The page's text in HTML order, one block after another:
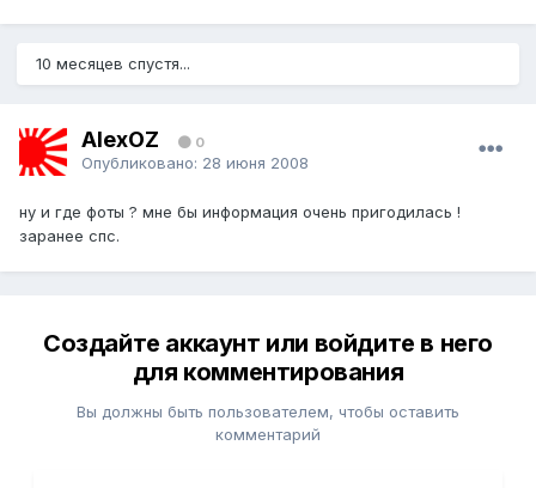
10 месяцев спустя...
AlexOZ 0
Опубликовано: 28 июня 2008
ну и где фоты ? мне бы информация очень пригодилась !
заранее спс.
Создайте аккаунт или войдите в него
для комментирования
Вы должны быть пользователем, чтобы оставить
комментарий